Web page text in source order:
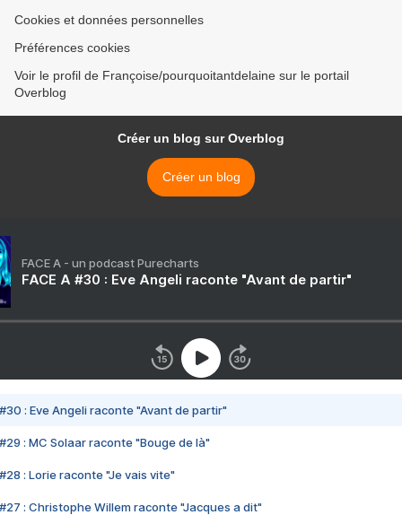
Cookies et données personnelles
Préférences cookies
Voir le profil de Françoise/pourquoitantdelaine sur le portail
Overblog
Créer un blog sur Overblog
Créer un blog
FACE A - un podcast Purecharts
FACE A #30 : Eve Angeli raconte "Avant de partir"
#30 : Eve Angeli raconte "Avant de partir"
#29 : MC Solaar raconte "Bouge de là"
#28 : Lorie raconte "Je vais vite"
#27 : Christophe Willem raconte "Jacques a dit"